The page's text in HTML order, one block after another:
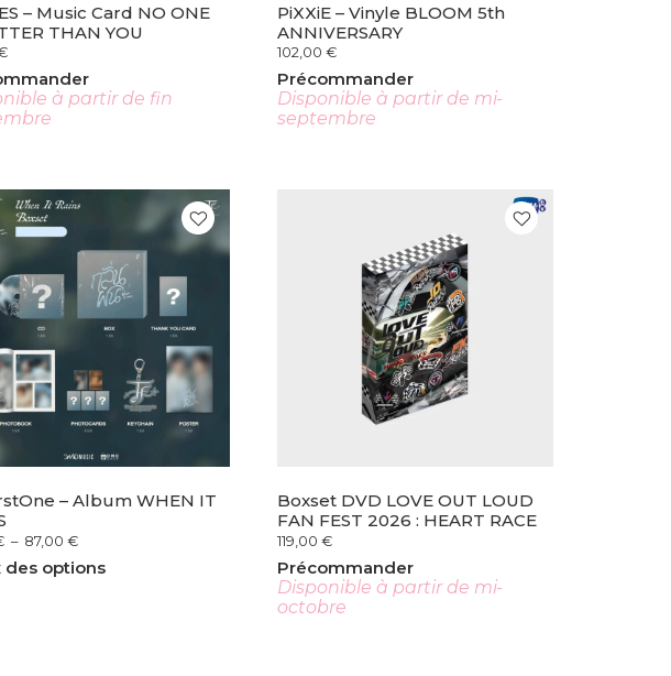
– Music Card NO ONE
THAN YOU
à partir de fin
PiXXiE – Vinyle BLOOM 5th
ANNIVERSARY
102,00€
Précommander
Disponible à partir de mi-
septembre
– Album WHEN IT
– 87,00€
des options
Boxset DVD LOVE OUT LOUD
FAN FEST 2026 : HEART RACE
119,00€
Précommander
Disponible à partir de mi-
octobre